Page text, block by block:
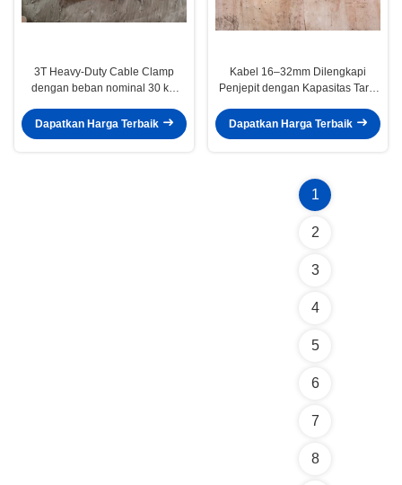
3T Heavy-Duty Cable Clamp
dengan beban nominal 30 kN
Baja Kekuatan Tinggi
Dapatkan Harga Terbaik
Kabel 16–32mm Dilengkapi
Penjepit dengan Kapasitas Tarik
Listrik
Dapatkan Harga Terbaik
1
2
3
4
5
6
7
8